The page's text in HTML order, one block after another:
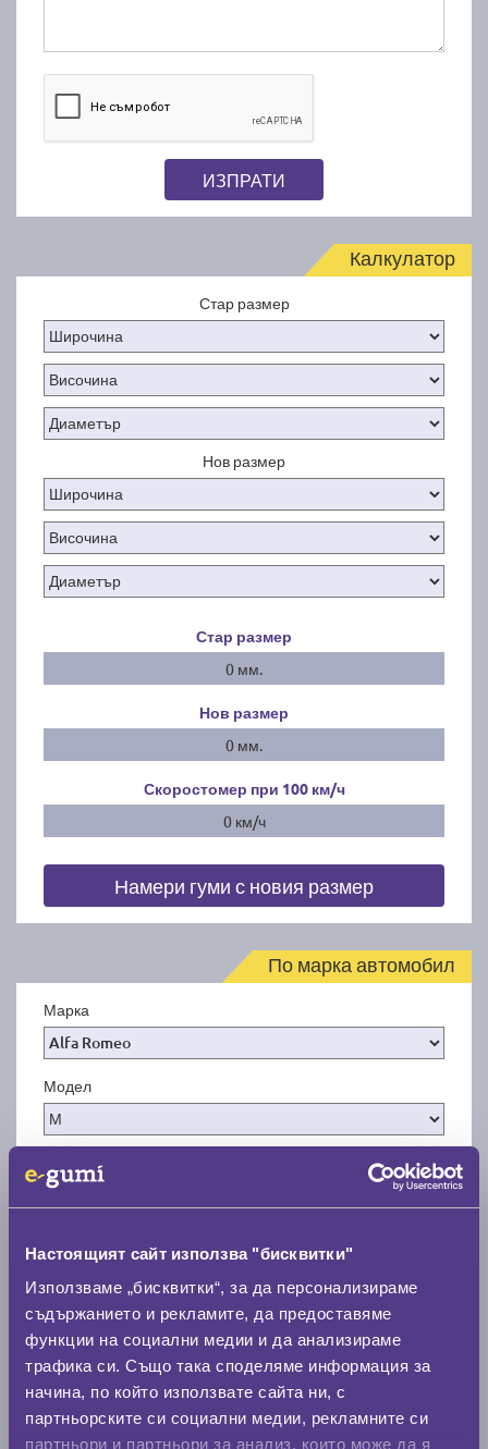
Настоящият сайт използва "бисквитки"
Използваме „бисквитки“, за да персонализираме
съдържанието и рекламите, да предоставяме
функции на социални медии и да анализираме
трафика си. Също така споделяме информация за
начина, по който използвате сайта ни, с
партньорските си социални медии, рекламните си
партньори и партньори за анализ, които може да я
ИЗПРАТИ
Калкулатор
Стар размер
Нов размер
Стар размер
0 мм.
Нов размер
0 мм.
Скоростомер при 100 км/ч
0 км/ч
Намери гуми с новия размер
По марка автомобил
Марка
Модел